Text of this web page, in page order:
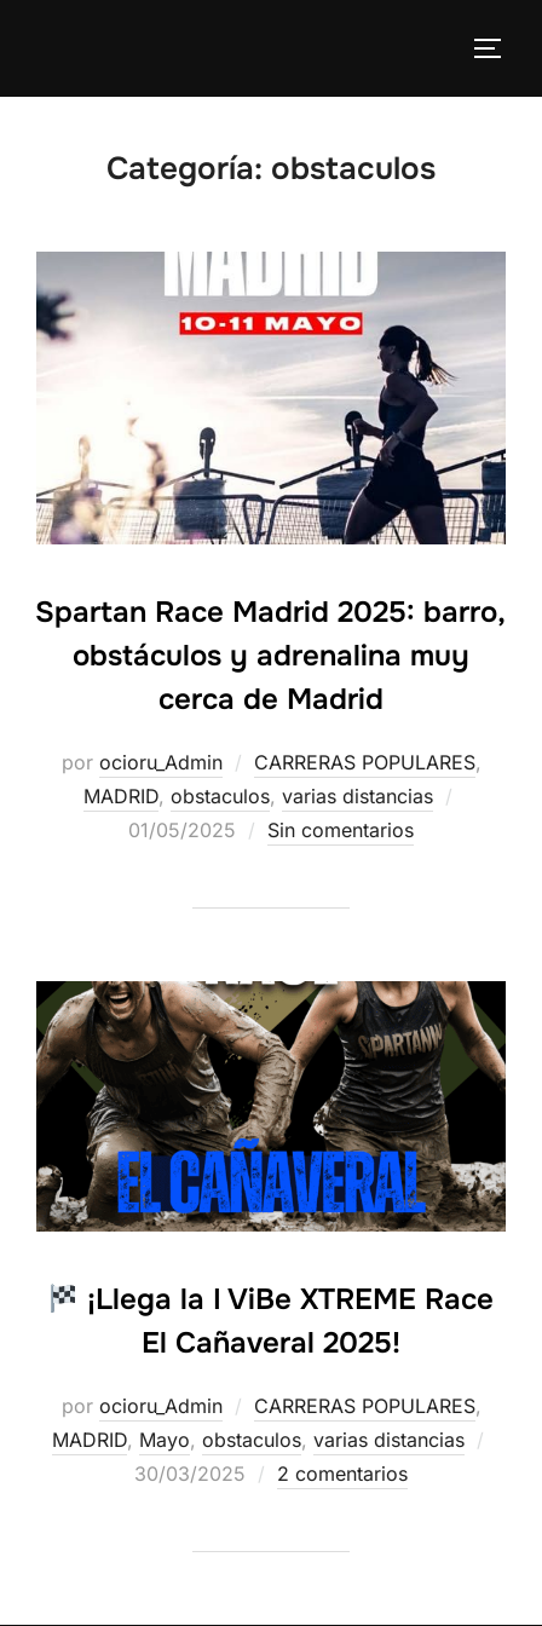
Categoría: obstaculos
Spartan Race Madrid 2025: barro,
obstáculos y adrenalina muy
cerca de Madrid
por ocioru_Admin CARRERAS POPULARES,
MADRID, obstaculos, varias distancias
01/05/2025
Sin comentarios
¡Llega la I ViBe XTREME Race
El Cañaveral 2025!
por ocioru_Admin CARRERAS POPULARES,
MADRID, Mayo, obstaculos, varias distancias
30/03/2025
2 comentarios